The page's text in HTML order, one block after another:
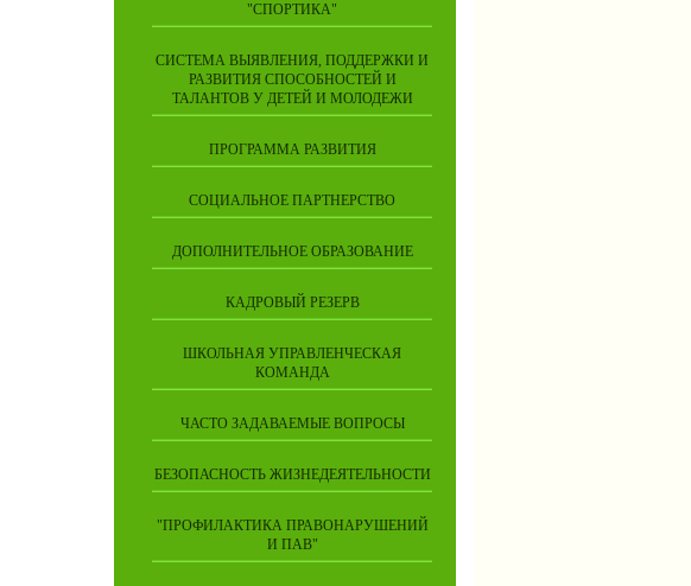
"СПОРТИКА"
СИСТЕМА ВЫЯВЛЕНИЯ, ПОДДЕРЖКИ И
РАЗВИТИЯ СПОСОБНОСТЕЙ И
ТАЛАНТОВ У ДЕТЕЙ И МОЛОДЕЖИ
ПРОГРАММА РАЗВИТИЯ
СОЦИАЛЬНОЕ ПАРТНЕРСТВО
ДОПОЛНИТЕЛЬНОЕ ОБРАЗОВАНИЕ
КАДРОВЫЙ РЕЗЕРВ
ШКОЛЬНАЯ УПРАВЛЕНЧЕСКАЯ
КОМАНДА
ЧАСТО ЗАДАВАЕМЫЕ ВОПРОСЫ
БЕЗОПАСНОСТЬ ЖИЗНЕДЕЯТЕЛЬНОСТИ
"ПРОФИЛАКТИКА ПРАВОНАРУШЕНИЙ
И ПАВ"